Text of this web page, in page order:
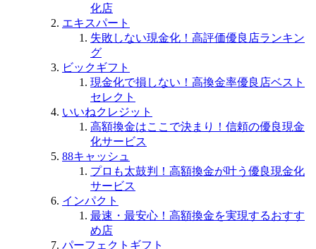
化店
エキスパート
失敗しない現金化！高評価優良店ランキン
グ
ビックギフト
現金化で損しない！高換金率優良店ベスト
セレクト
いいねクレジット
高額換金はここで決まり！信頼の優良現金
化サービス
88キャッシュ
プロも太鼓判！高額換金が叶う優良現金化
サービス
インパクト
最速・最安心！高額換金を実現するおすす
め店
パーフェクトギフト